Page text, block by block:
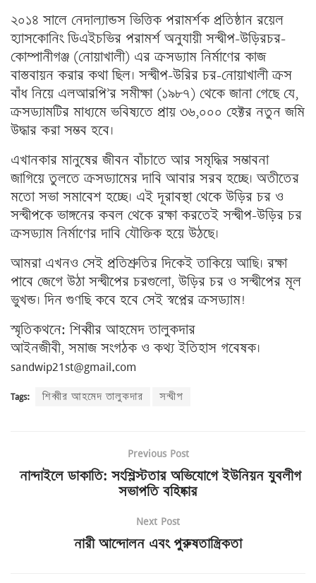
২০১৪ সালে নেদাল্যান্ডস ভিত্তিক পরামর্শক প্রতিষ্ঠান রয়েল
হ্যাসকোনিং ডিএইচভির পরামর্শ অনুযায়ী সন্দ্বীপ-উড়িরচর-
কোম্পানীগঞ্জ (নোয়াখালী) এর ক্রসড্যাম নির্মাণের কাজ
বাস্তবায়ন করার কথা ছিল। সন্দ্বীপ-উরির চর-নোয়াখালী ক্রস
বাঁধ নিয়ে এলআরপি’র সমীক্ষা (১৯৮৭) থেকে জানা গেছে যে,
ক্রসড্যামটির মাধ্যমে ভবিষ্যতে প্রায় ৩৬,০০০ হেক্টর নতুন জমি
উদ্ধার করা সম্ভব হবে।
এখানকার মানুষের জীবন বাঁচাতে আর সমৃদ্ধির সম্ভাবনা
জাগিয়ে তুলতে ক্রসড্যামের দাবি আবার সরব হচ্ছে। অতীতের
মতো সভা সমাবেশ হচ্ছে। এই দূরাবস্থা থেকে উড়ির চর ও
সন্দ্বীপকে ভাঙ্গনের কবল থেকে রক্ষা করতেই সন্দ্বীপ-উড়ির চর
ক্রসড্যাম নির্মাণের দাবি যৌক্তিক হয়ে উঠছে।
আমরা এখনও সেই প্রতিশ্রুতির দিকেই তাকিয়ে আছি। রক্ষা
পাবে জেগে উঠা সন্দ্বীপের চরগুলো, উড়ির চর ও সন্দ্বীপের মূল
ভুখন্ড। দিন গুণছি কবে হবে সেই স্বপ্নের ক্রসড্যাম!
স্মৃতিকথনে: শিব্বীর আহমেদ তালুকদার
আইনজীবী, সমাজ সংগঠক ও কথ্য ইতিহাস গবেষক।
sandwip21st@gmail.com
Tags: শিব্বীর আহমেদ তালুকদার সন্দ্বীপ
Previous Post
নান্দাইলে ডাকাতি: সংশ্লিস্টতার অভিযোগে ইউনিয়ন যুবলীগ
সভাপতি বহিষ্কার
Next Post
নারী আন্দোলন এবং পুরুষতান্ত্রিকতা